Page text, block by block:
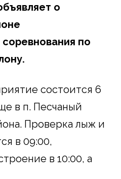
о
по
состоится 6
в п. Песчаный
Проверка лыж и
в 09:00,
в 10:00, а